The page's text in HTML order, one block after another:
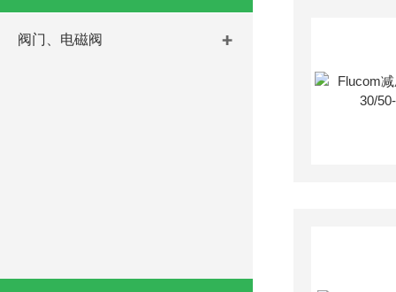
阀门、电磁阀